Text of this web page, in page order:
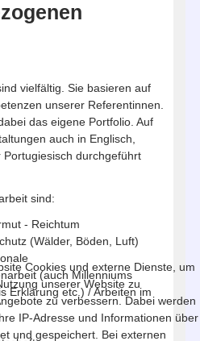
vielfältig. Sie basieren auf
unserer Referentinnen.
das eigene Portfolio. Auf
auch in Englisch,
durchgeführt
sind:
- Reichtum
(Wälder, Böden, Luft)
(auch Millenniums
Erklärung etc.) / Arbeiten im
Cookies und externe Dienste, um
unserer Website zu
zu verbessern. Dabei werden
IP-Adresse und Informationen über
und gespeichert. Bei externen